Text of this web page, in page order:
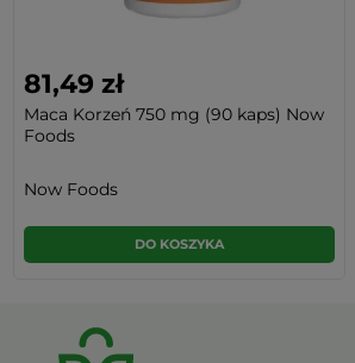
81,49 zł
Maca Korzeń 750 mg (90 kaps) Now
Foods
Now Foods
DO KOSZYKA